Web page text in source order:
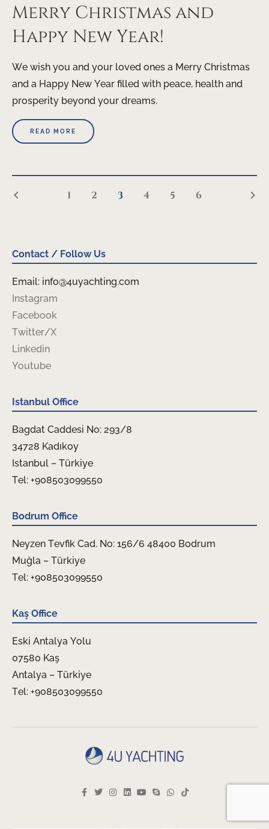
Merry Christmas and
Happy New Year!
We wish you and your loved ones a Merry Christmas
and a Happy New Year filled with peace, health and
prosperity beyond your dreams.
READ MORE
keyboard_arrow_left 1 2 3 4 5 6 keyboard_arrow_right
Contact / Follow Us
Email: info@4uyachting.com
Instagram
Facebook
Twitter/X
Linkedin
Youtube
Istanbul Office
Bagdat Caddesi No: 293/8
34728 Kadıkoy
Istanbul – Türkiye
Tel: +908503099550
Bodrum Office
Neyzen Tevfik Cad. No: 156/6 48400 Bodrum
Muğla – Türkiye
Tel: +908503099550
Kaş Office
Eski Antalya Yolu
07580 Kaş
Antalya – Türkiye
Tel: +908503099550